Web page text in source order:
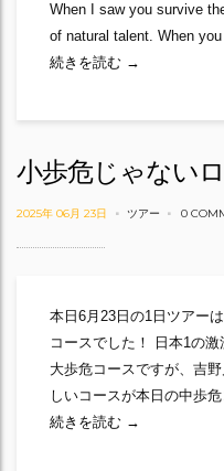
When I saw you survive
of natural talent. When
続きを読む Yoshino White
→
小歩危じゃない
2025年 06月 23日 ツアー 0
本日6月23日の1日ツアー
コースでした！ 日本1の
大歩危コースですが、吉
しいコースが本日の中歩
続きを読む 小歩危じゃな
→